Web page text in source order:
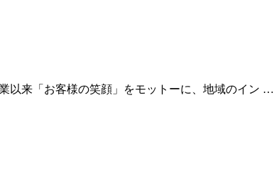
以来「お客様の笑顔」をモットーに、地域のイン …